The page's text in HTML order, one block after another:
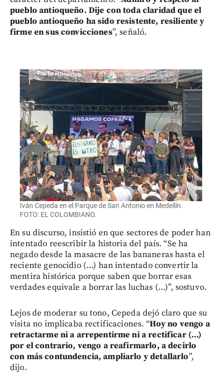
pueblo antioqueño. Dije con toda claridad que el
pueblo antioqueño ha sido resistente, resiliente y
firme en sus convicciones”, señaló.
Iván Cepeda en el Parque de San Antonio en Medellín.
FOTO: EL COLOMBIANO.
En su discurso, insistió en que sectores de poder han
intentado reescribir la historia del país. “Se ha
negado desde la masacre de las bananeras hasta el
reciente genocidio (...) han intentado convertir la
mentira histórica porque saben que borrar esas
verdades equivale a borrar las luchas (...)”, sostuvo.
Lejos de moderar su tono, Cepeda dejó claro que su
visita no implicaba rectificaciones. “Hoy no vengo a
retractarme ni a arrepentirme ni a rectificar (...)
por el contrario, vengo a reafirmarlo, a decirlo
con más contundencia, ampliarlo y detallarlo”,
dijo.